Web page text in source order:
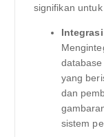
signifikan
yang
dan
sistem